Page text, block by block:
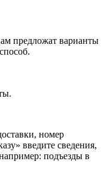
предложат варианты
номер
введите сведения,
подъезды в